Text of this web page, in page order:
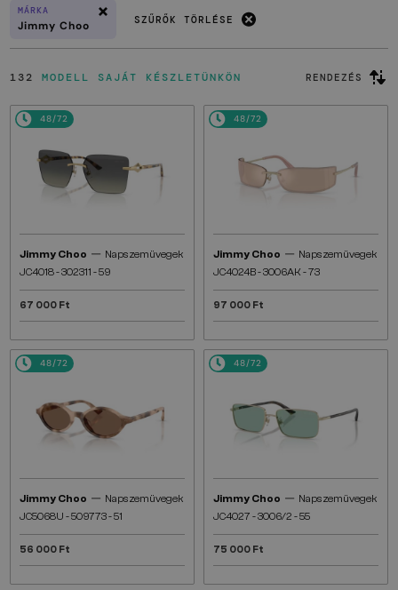
MÁRKA
Jimmy Choo SZŰRŐK TÖRLÉSE
132 MODELL SAJÁT KÉSZLETÜNKÖN RENDEZÉS
48/72
Jimmy Choo — Napszemüvegek
JC4018 - 302311 - 59
67 000 Ft
48/72
Jimmy Choo — Napszemüvegek
JC4024B - 3006AK - 73
97 000 Ft
48/72
Jimmy Choo — Napszemüvegek
JC5068U - 509773 - 51
56 000 Ft
48/72
Jimmy Choo — Napszemüvegek
JC4027 - 3006/2 - 55
75 000 Ft